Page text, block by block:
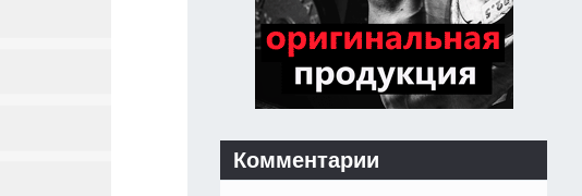
Комментарии